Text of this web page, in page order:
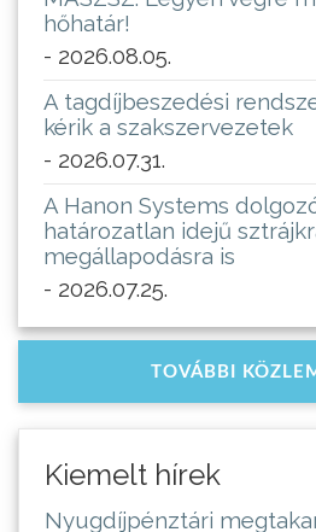
hőhatár!
- 2026.08.05.
A tagdíjbeszedési
kérik a szakszervezetek
- 2026.07.31.
A Hanon Systems
határozatlan idejű
megállapodásra is
- 2026.07.25.
TOVÁBBI
Kiemelt hírek
Nyugdíjpénztári